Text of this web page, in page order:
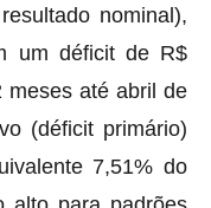
nominal),
um déficit de R$
meses até abril de
(déficit primário)
7,51% do